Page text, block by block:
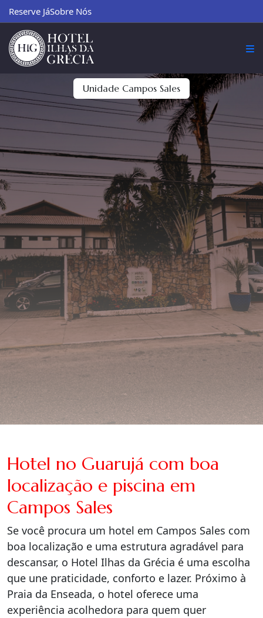
Reserve JáSobre Nós
Unidade Campos Sales
Hotel no Guarujá com boa
localização e piscina em
Campos Sales
Se você procura um hotel em Campos Sales com
boa localização e uma estrutura agradável para
descansar, o Hotel Ilhas da Grécia é uma escolha
que une praticidade, conforto e lazer. Próximo à
Praia da Enseada, o hotel oferece uma
experiência acolhedora para quem quer